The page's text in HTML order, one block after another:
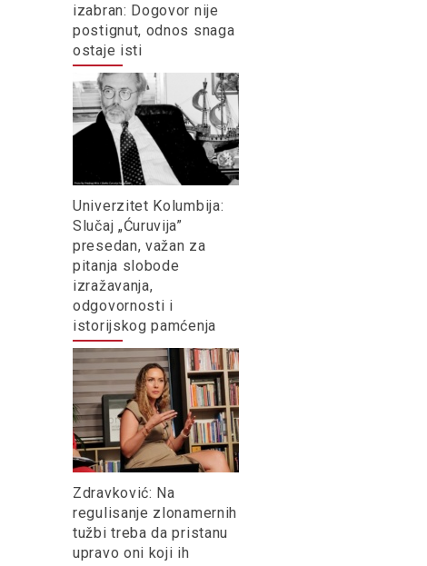
izabran: Dogovor nije
postignut, odnos snaga
ostaje isti
Univerzitet Kolumbija:
Slučaj „Ćuruvija”
presedan, važan za
pitanja slobode
izražavanja,
odgovornosti i
istorijskog pamćenja
Zdravković: Na
regulisanje zlonamernih
tužbi treba da pristanu
upravo oni koji ih